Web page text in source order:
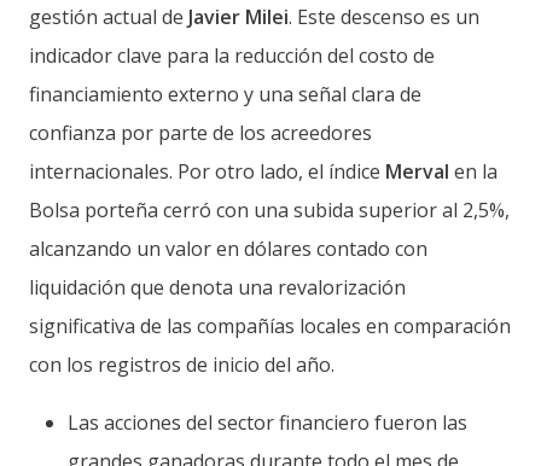
gestión actual de Javier Milei. Este descenso es un
indicador clave para la reducción del costo de
financiamiento externo y una señal clara de
confianza por parte de los acreedores
internacionales. Por otro lado, el índice Merval en la
Bolsa porteña cerró con una subida superior al 2,5%,
alcanzando un valor en dólares contado con
liquidación que denota una revalorización
significativa de las compañías locales en comparación
con los registros de inicio del año.
Las acciones del sector financiero fueron las